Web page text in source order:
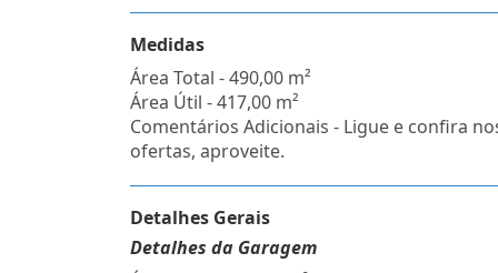
Medidas
Área Total - 490,00 m²
Área Útil - 417,00 m²
Comentários Adicionais - Ligue e confira
ofertas, aproveite.
Detalhes Gerais
Detalhes da Garagem